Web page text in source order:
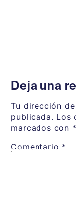
Deja una
Tu dirección
publicada. Los
marcados con *
Comentario *